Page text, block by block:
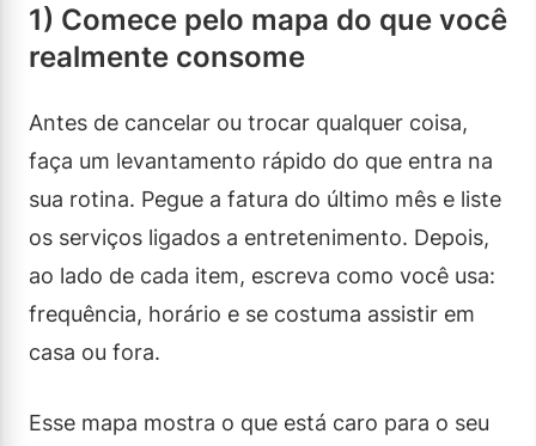
1) Comece pelo mapa do que você
realmente consome
Antes de cancelar ou trocar qualquer coisa,
faça um levantamento rápido do que entra na
sua rotina. Pegue a fatura do último mês e liste
os serviços ligados a entretenimento. Depois,
ao lado de cada item, escreva como você usa:
frequência, horário e se costuma assistir em
casa ou fora.
Esse mapa mostra o que está caro para o seu